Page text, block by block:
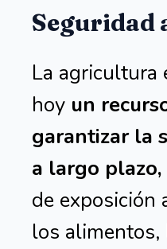
La agricultura
hoy un
garantizar la
a largo plazo,
de exposición
los alimentos,